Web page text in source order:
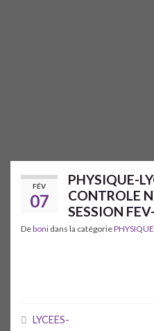
FÉV
07
PHYSIQUE-
CONTROLE
SESSION
Deboni dans la catégorie
LYCEES-